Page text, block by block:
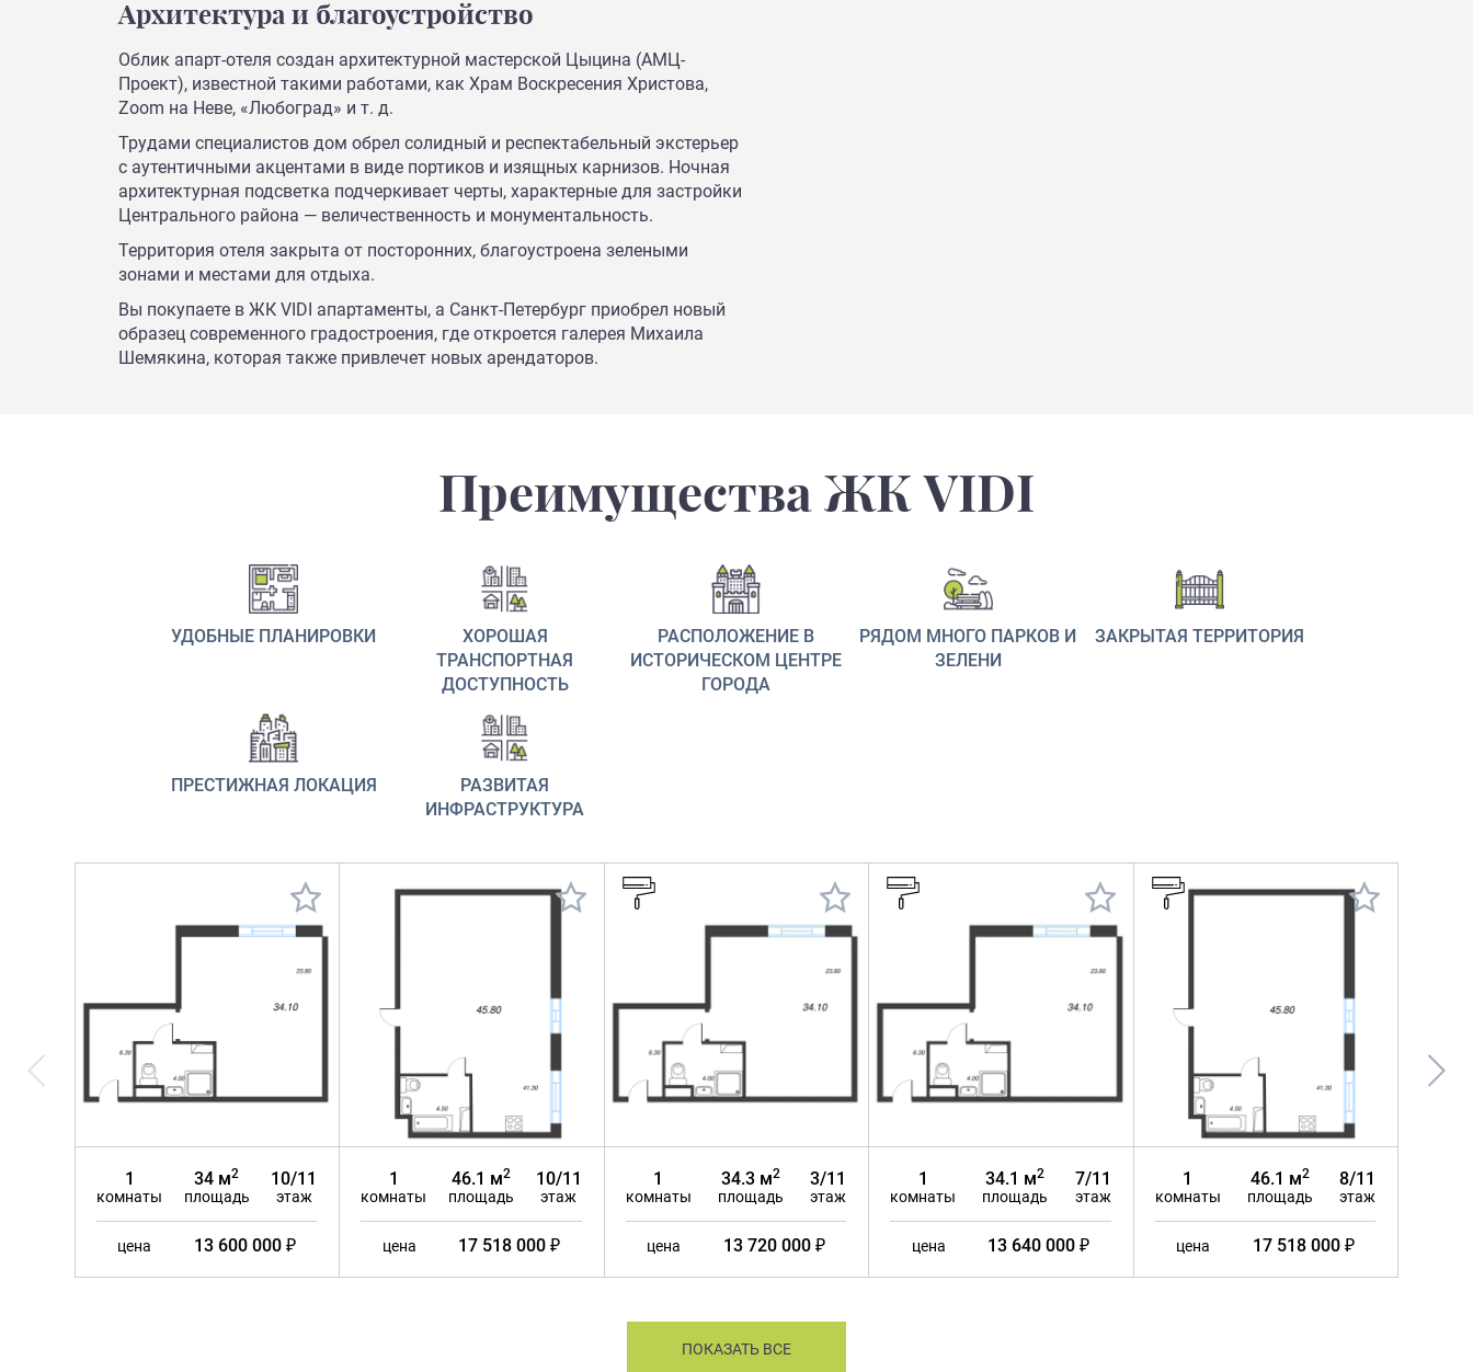
Архитектура и благоустройство
Облик апарт-отеля создан архитектурной мастерской Цыцина (АМЦ-
Проект), известной такими работами, как Храм Воскресения Христова,
Zoom на Неве, «Любоград» и т. д.
Трудами специалистов дом обрел солидный и респектабельный экстерьер
с аутентичными акцентами в виде портиков и изящных карнизов. Ночная
архитектурная подсветка подчеркивает черты, характерные для застройки
Центрального района — величественность и монументальность.
Территория отеля закрыта от посторонних, благоустроена зелеными
зонами и местами для отдыха.
Вы покупаете в ЖК VIDI апартаменты, а Санкт-Петербург приобрел новый
образец современного градостроения, где откроется галерея Михаила
Шемякина, которая также привлечет новых арендаторов.
Преимущества ЖК VIDI
УДОБНЫЕ ПЛАНИРОВКИ
ХОРОШАЯ
ТРАНСПОРТНАЯ
ДОСТУПНОСТЬ
РАСПОЛОЖЕНИЕ В
ИСТОРИЧЕСКОМ ЦЕНТРЕ
ГОРОДА
РЯДОМ МНОГО ПАРКОВ И
ЗЕЛЕНИ
ЗАКРЫТАЯ ТЕРРИТОРИЯ
ПРЕСТИЖНАЯ ЛОКАЦИЯ
РАЗВИТАЯ
ИНФРАСТРУКТУРА
1
комнаты
34 м2
площадь
10/11
этаж
цена 13 600 000 ₽
1
комнаты
46.1 м2
площадь
10/11
этаж
цена 17 518 000 ₽
1
комнаты
34.3 м2
площадь
3/11
этаж
цена 13 720 000 ₽
1
комнаты
34.1 м2
площадь
7/11
этаж
цена 13 640 000 ₽
1
комнаты
46.1 м2
площадь
8/11
этаж
цена 17 518 000 ₽
ПОКАЗАТЬ ВСЕ